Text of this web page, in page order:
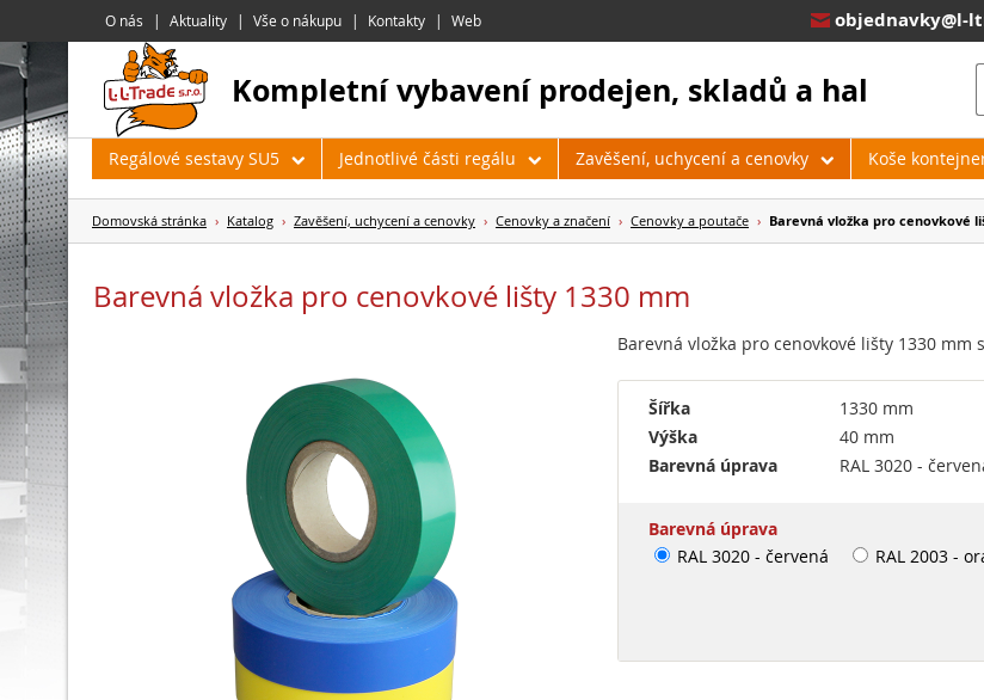
 objednavky@l-
O nás Aktuality Vše o nákupu Kontakty Web
kompletní vybavení prodejen, skladů a hal
Regálové sestavy SU5 Jednotlivé části regálu Zavěšení, uchycení a cenovky Koše
Domovská stránka › Katalog › Zavěšení, uchycení a cenovky › Cenovky a značení › Cenovky a poutače › Barevná vložka pro cenovkové
Barevná vložka pro cenovkové lišty 1330 mm
Barevná vložka pro cenovkové lišty 1330
Šířka
1330 mm
Výška
40 mm
Barevná úprava
RAL 3020 -
Barevná úprava
RAL 3020 - červená
RAL 2003 -